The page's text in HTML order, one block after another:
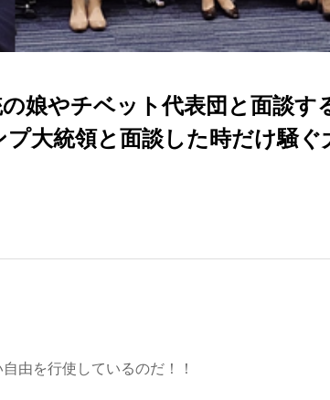
娘やチベット代表団と面談す
大統領と面談した時だけ騒ぐ
由を行使しているのだ！！